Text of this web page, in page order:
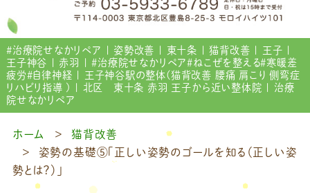
#治療院せなかリペア | 姿勢改善 | 東十条 | 猫背改善 | 王子 |
王子神谷 | 赤羽 | ＃治療院せなかリペア＃ねこぜを整える＃寒暖差
疲労＃自律神経 | 王子神谷駅の整体(猫背改善 腰痛 肩こり 側弯症
リハビリ指導 ) | 北区 東十条 赤羽 王子から近い整体院 | 治療
院せなかリペア
ホーム
猫背改善
姿勢の基礎⑤「正しい姿勢のゴールを知る（正しい姿
勢とは？）」